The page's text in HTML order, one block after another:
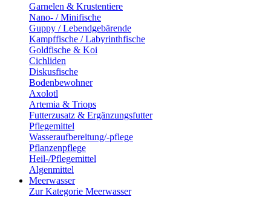
Garnelen & Krustentiere
Nano- / Minifische
Guppy / Lebendgebärende
Kampffische / Labyrinthfische
Goldfische & Koi
Cichliden
Diskusfische
Bodenbewohner
Axolotl
Artemia & Triops
Futterzusatz & Ergänzungsfutter
Pflegemittel
Wasseraufbereitung/-pflege
Pflanzenpflege
Heil-/Pflegemittel
Algenmittel
Meerwasser
Zur Kategorie Meerwasser